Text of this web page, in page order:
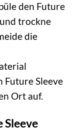
den Future
trockne
die
Future Sleeve
Ort auf.
Sleeve